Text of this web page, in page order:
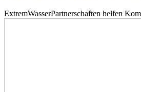
ExtremWasserPartnerschaften helfen